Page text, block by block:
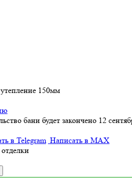
150мм
бани будет закончено 12
в Telegram Написать в MAX